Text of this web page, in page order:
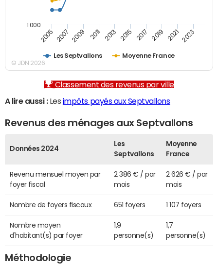
Les Septvallons Moyenne France
2005 2007 2009 2011 2013 2015 2017 2019 2021 2023
1 000
© JDN 2026
Classement des revenus par ville
A lire aussi :Les impôts payés aux Septvallons
Revenus des ménages aux Septvallons
Données 2024
Les
Septvallons
Moyenne
France
Revenu mensuel moyen par
foyer fiscal
2 386 € / par
mois
2 626 € / par
mois
Nombre de foyers fiscaux 651 foyers 1 107 foyers
Nombre moyen
d'habitant(s) par foyer
1,9
personne(s)
1,7
personne(s)
Méthodologie